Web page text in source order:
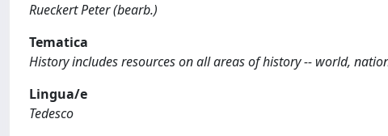
Rueckert Peter (bearb.)
Tematica
History includes resources on all areas of history -- world,
Lingua/e
Tedesco